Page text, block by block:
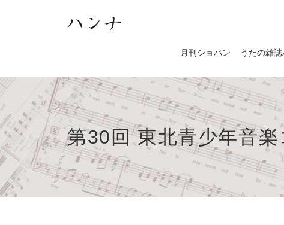
月刊ショパン うたの雑
第30回 東北青少年